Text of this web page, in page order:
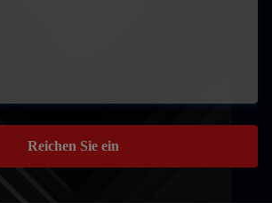
Reichen Sie ein